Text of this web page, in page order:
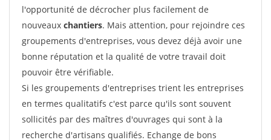
l'opportunité de décrocher plus facilement de
nouveaux chantiers. Mais attention, pour rejoindre ces
groupements d'entreprises, vous devez déjà avoir une
bonne réputation et la qualité de votre travail doit
pouvoir être vérifiable.
Si les groupements d'entreprises trient les entreprises
en termes qualitatifs c'est parce qu'ils sont souvent
sollicités par des maîtres d'ouvrages qui sont à la
recherche d'artisans qualifiés. Echange de bons